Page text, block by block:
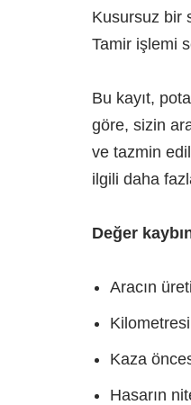
Kusursuz bir
Tamir işlemi
Bu kayıt,
göre, sizin
ve tazmin
ilgili daha
Değer
Aracın
Kaza
Hasarın